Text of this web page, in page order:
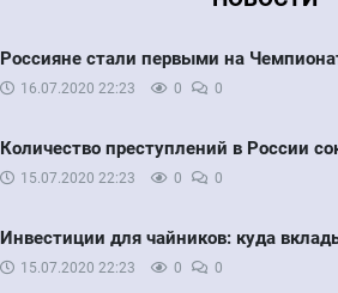
Россияне стали первыми на
16.07.2020 22:23 0 0
Количество преступлений в России
15.07.2020 22:23 0 0
Инвестиции для чайников: куда
15.07.2020 22:23 0 0